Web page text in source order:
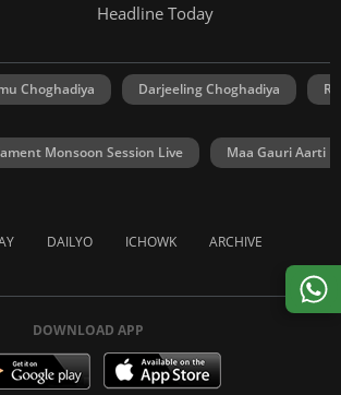
Headline Today
Choghadiya Darjeeling Choghadiya
Monsoon Session Live Maa Gauri Aarti
DAILYO ICHOWK ARCHIVE
DOWNLOAD APP